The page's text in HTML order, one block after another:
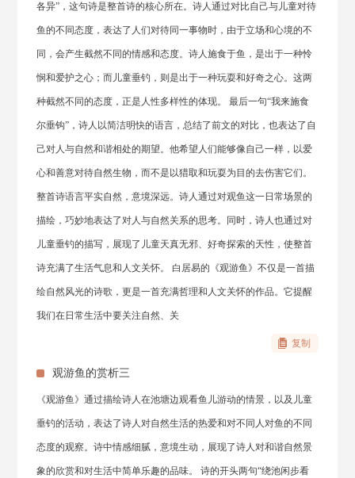
各异”，这句诗是整首诗的核心所在。诗人通过对比自己与儿童对待
鱼的不同态度，表达了人们对待同一事物时，由于立场和心境的不
同，会产生截然不同的情感和态度。诗人施食于鱼，是出于一种怜
悯和爱护之心；而儿童垂钓，则是出于一种玩耍和好奇之心。这两
种截然不同的态度，正是人性多样性的体现。 最后一句“我来施食
尔垂钩”，诗人以简洁明快的语言，总结了前文的对比，也表达了自
己对人与自然和谐相处的期望。他希望人们能够像自己一样，以爱
心和善意对待自然生物，而不是以猎取和玩耍为目的去伤害它们。
整首诗语言平实自然，意境深远。诗人通过对观鱼这一日常场景的
描绘，巧妙地表达了对人与自然关系的思考。同时，诗人也通过对
儿童垂钓的描写，展现了儿童天真无邪、好奇探索的天性，使整首
诗充满了生活气息和人文关怀。 白居易的《观游鱼》不仅是一首描
绘自然风光的诗歌，更是一首充满哲理和人文关怀的作品。它提醒
我们在日常生活中要关注自然、关
复制
观游鱼的赏析三
《观游鱼》通过描绘诗人在池塘边观看鱼儿游动的情景，以及儿童
垂钓的活动，表达了诗人对自然生活的热爱和对不同人对鱼的不同
态度的观察。诗中情感细腻，意境生动，展现了诗人对和谐自然景
象的欣赏和对生活中简单乐趣的品味。 诗的开头两句“绕池闲步看